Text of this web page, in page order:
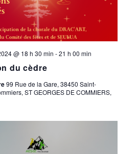
du cèdre
@ 18 h 30 min -21 h 00 min
99 Rue de la Gare, 38450 Saint-
ST GEORGES DE COMMIERS,